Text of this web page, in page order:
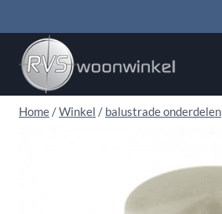
naar
inhoud
Home /Winkel / balustrade onderdelen